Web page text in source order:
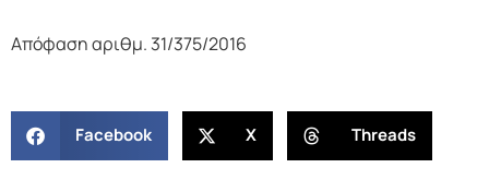
Απόφαση αριθμ. 31/375/2016
Facebook X Threads